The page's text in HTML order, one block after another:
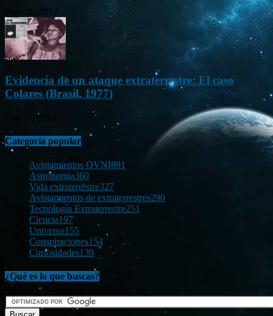
Nov 26, 2012
Evidencia de un ataque extraterrestre: El caso
Colares (Brasil, 1977)
Ene 21, 2012
Categoría popular
Avistamientos OVNI891
Astronomía360
Vida extraterrestre327
Avistamientos de extraterrestres290
Tecnología Extraterrestre251
Ciencia197
Universo155
Conspiraciones154
Curiosidades139
¿Qué es lo que buscas?